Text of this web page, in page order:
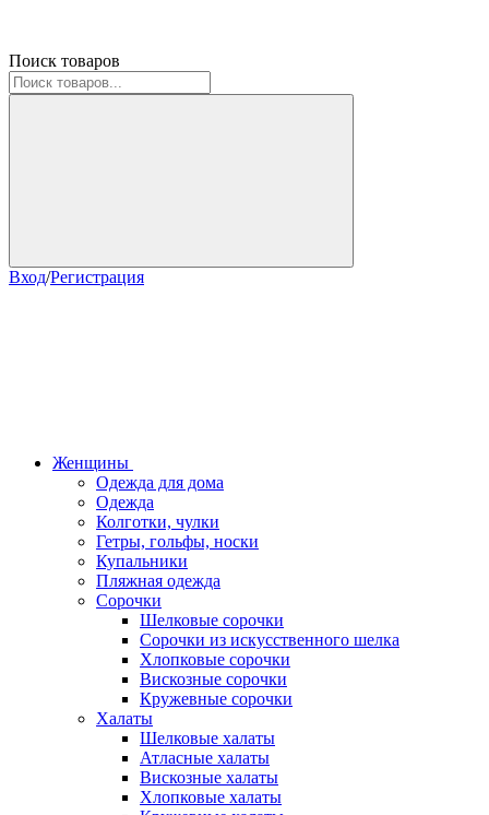
Поиск товаров
Вход/Регистрация
Женщины
Одежда для дома
Одежда
Колготки, чулки
Гетры, гольфы, носки
Купальники
Пляжная одежда
Сорочки
Шелковые сорочки
Сорочки из искусственного шелка
Хлопковые сорочки
Вискозные сорочки
Кружевные сорочки
Халаты
Шелковые халаты
Атласные халаты
Вискозные халаты
Хлопковые халаты